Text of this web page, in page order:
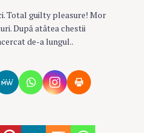
Total guilty pleasure! Mor
După atâtea chestii
de-a lungul..